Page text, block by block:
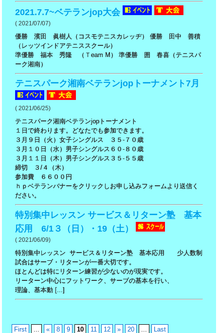
2021.7.7~ベテランjop大会
( 2021/07/07)
優勝 濱田 眞樹人（コスモテニスカレッヂ） 優勝 田中 善積
（レッツインドアテニススクール）
準優勝 福本 秀隆 （Ｔeam M） 準優勝 囲 春喜（テニスパ
ーク湘南）
テニスパーク湘南ベテランjopトーナメント7月
( 2021/06/25)
テニスパーク湘南ベテランjopトーナメント
１日で終わります。どなたでも参加できます。
３月９日（火）女子シングルス ３５-７０歳
３月１０日（水）男子シングルス６０-８０歳
３月１１日（木）男子シングルス３５-５５歳
締切 ３/４（木）
参加費 ６６００円
ｈｐベテランバナーをクリックしお申し込みフォームより送信く
ださい。
特別集中レッスン サービス＆リターン塾 基本
応用 6/1３（日）・19（土）
( 2021/06/09)
特別集中レッスン サービス＆リターン塾 基本応用 少人数制
試合はサーブ・リターンが一番大切です。
ほとんどは特にリターン練習が少ないのが現実です。
リーターン中心にフットワーク、サーブの基本を行い、
理論、基本動 [...]
First ... « 8 9 10 11 12 » 20 ... Last